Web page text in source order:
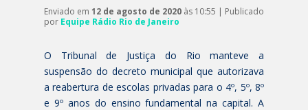
Enviado em 12 de agosto de 2020 às 10:55 | Publicado
por Equipe Rádio Rio de Janeiro
O Tribunal de Justiça do Rio manteve a
suspensão do decreto municipal que autorizava
a reabertura de escolas privadas para o 4º, 5º, 8º
e 9º anos do ensino fundamental na capital. A